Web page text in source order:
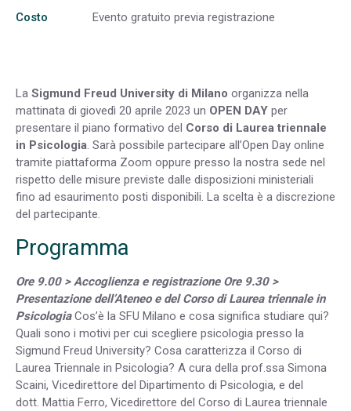
Costo Evento gratuito previa registrazione
La Sigmund Freud University di Milano organizza nella
mattinata di giovedì 20 aprile 2023 un OPEN DAY per
presentare il piano formativo del Corso di Laurea triennale
in Psicologia. Sarà possibile partecipare all’Open Day online
tramite piattaforma Zoom oppure presso la nostra sede nel
rispetto delle misure previste dalle disposizioni ministeriali
fino ad esaurimento posti disponibili. La scelta è a discrezione
del partecipante.
Programma
Ore 9.00 > Accoglienza e registrazione Ore 9.30 >
Presentazione dell’Ateneo e del Corso di Laurea triennale in
PsicologiaCos’è la SFU Milano e cosa significa studiare qui?
Quali sono i motivi per cui scegliere psicologia presso la
Sigmund Freud University? Cosa caratterizza il Corso di
Laurea Triennale in Psicologia? A cura della prof.ssa Simona
Scaini, Vicedirettore del Dipartimento di Psicologia, e del
dott. Mattia Ferro, Vicedirettore del Corso di Laurea triennale